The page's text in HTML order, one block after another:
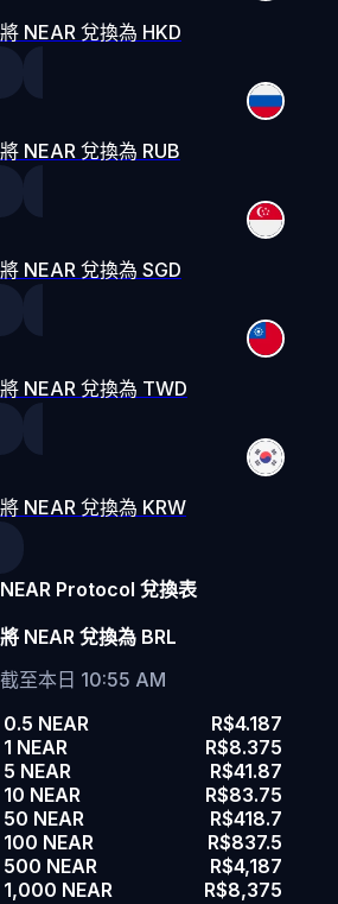
將 NEAR 兌換為 HKD
將 NEAR 兌換為 RUB
將 NEAR 兌換為 SGD
將 NEAR 兌換為 TWD
將 NEAR 兌換為 KRW
NEAR Protocol 兌換表
將 NEAR 兌換為 BRL
截至本日 10:55 AM
0.5 NEAR
R$4.187
1 NEAR
R$8.375
5 NEAR
R$41.87
10 NEAR
R$83.75
50 NEAR
R$418.7
100 NEAR
R$837.5
500 NEAR
R$4,187
1,000 NEAR
R$8,375